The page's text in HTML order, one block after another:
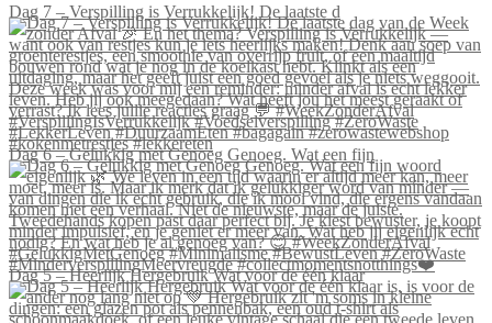
Dag 7 – Verspilling is Verrukkelijk! De laatste d
Dag 6 – Gelukkig met Genoeg Genoeg. Wat een fijn
Dag 5 – Heerlijk Hergebruik Wat voor de één klaar